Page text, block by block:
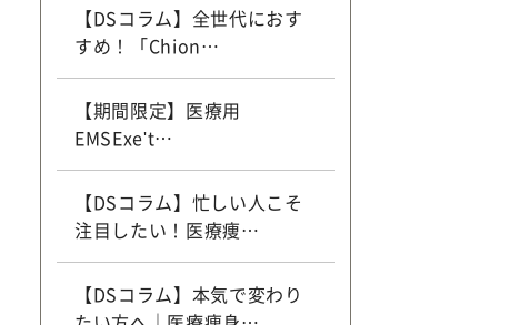
【DSコラム】全世代におす
すめ！「Chion…
【期間限定】医療用
EMSExe't…
【DSコラム】忙しい人こそ
注目したい！医療痩…
【DSコラム】本気で変わり